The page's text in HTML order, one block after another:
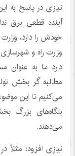
نیازی در پاسخ به
آینده قطعی برق
خودش را دارد،
وزارت راه و
دارد ما به عنوان
مطالبهگر بخش
می‌کنیم تا این
بنگاه‌های بزرگ
می‌دهند.